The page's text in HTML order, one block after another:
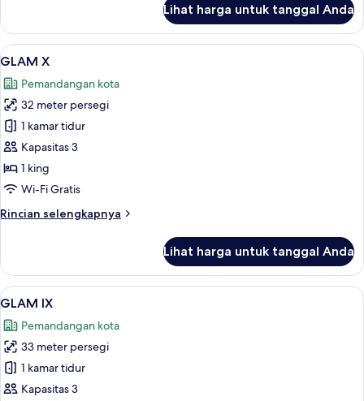
Kamar
(LOUIS
IV)
Lihat harga untuk tanggal Anda
Lihat
semua
foto
untuk
GLAM
X
GLAM X | Seprai premium, bantalan
5
GLAM X
Pemandangan kota
32 meter persegi
1 kamar tidur
Kapasitas 3
1 king
Wi-Fi Gratis
Rincian selengkapnya
Rincian
GLAM
X
Lihat harga untuk tanggal Anda
Lihat
semua
foto
untuk
GLAM
IX
GLAM IX | Seprai premium,
4
GLAM IX
Pemandangan kota
33 meter persegi
1 kamar tidur
Kapasitas 3